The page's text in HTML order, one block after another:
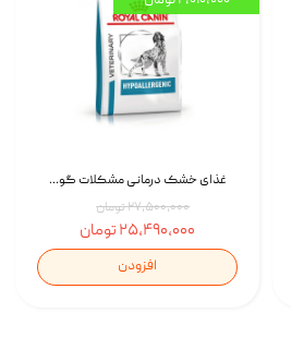
غذای خشک درمانی مشکلات گوارشی سگ رویال کنین Royal Canin Hypoallergenic وزن 7 کیلوگرم | پت استوک
۲۷,۵۰۰,۰۰۰ تومان
۲۵,۴۹۰,۰۰۰ تومان
افزودن